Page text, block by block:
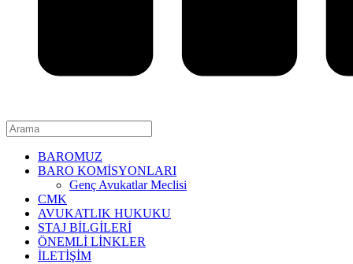
BAROMUZ
BARO KOMİSYONLARI
Genç Avukatlar Meclisi
CMK
AVUKATLIK HUKUKU
STAJ BİLGİLERİ
ÖNEMLİ LİNKLER
İLETİŞİM